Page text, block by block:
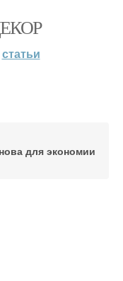
статьи
для экономии